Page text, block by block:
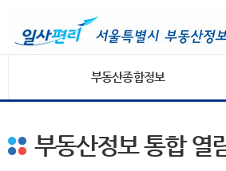
부동산종합정보
부동산정보 통합 열